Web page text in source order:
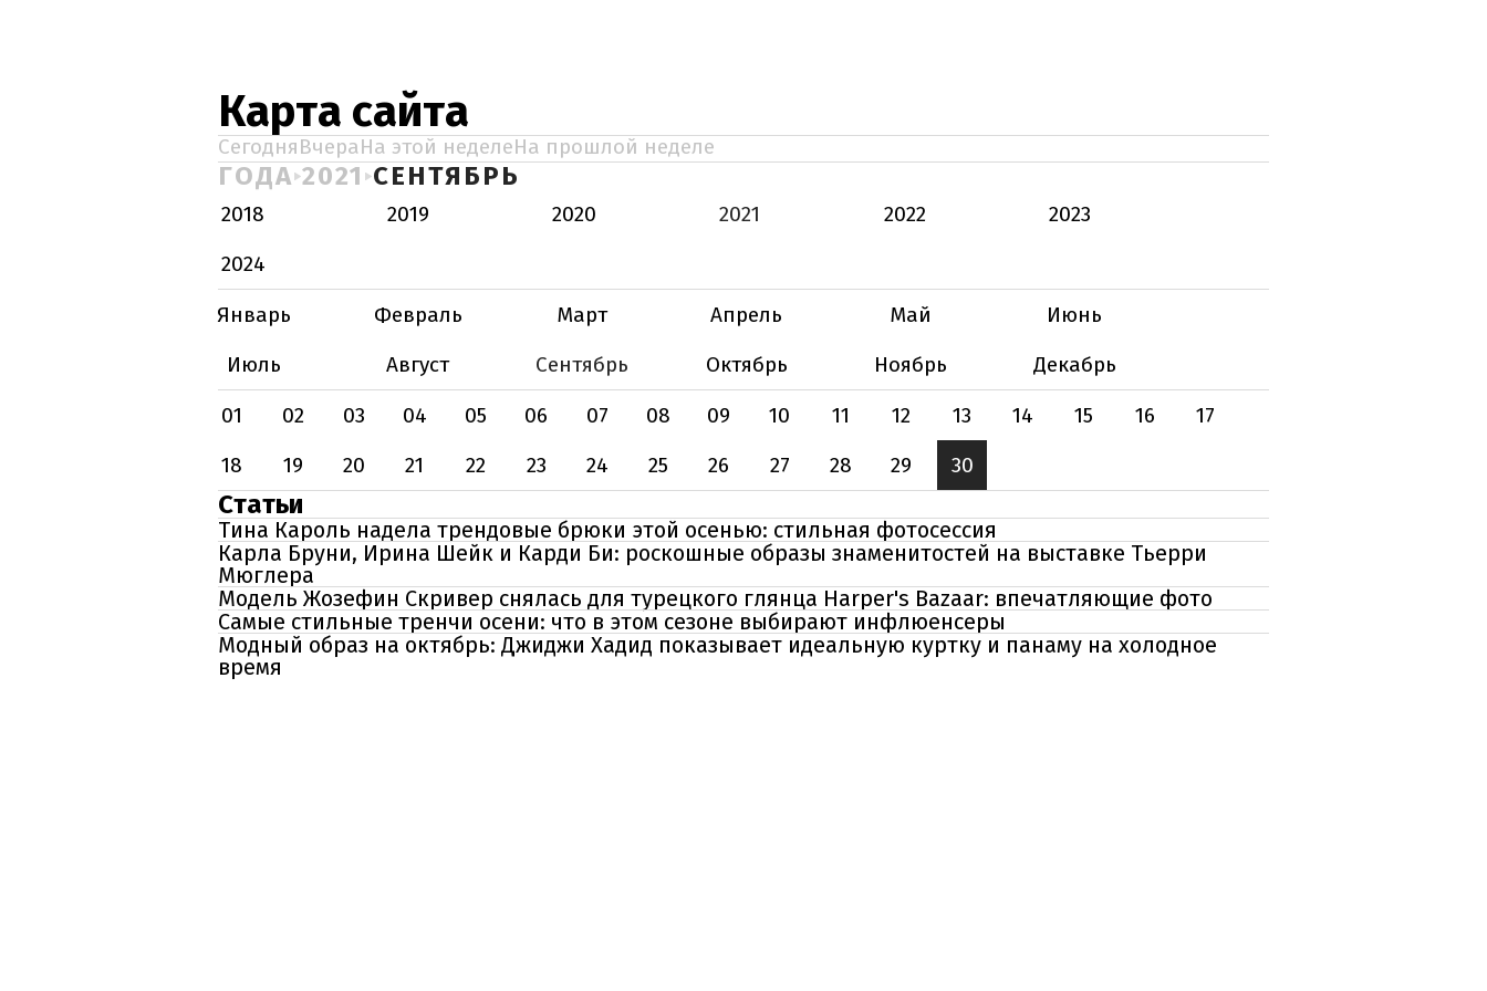
Карта сайта
СегодняВчераНа этой неделеНа прошлой неделе
ГОДА 2021 СЕНТЯБРЬ
2018 2019 2020 2021 2022
2023
2024
Январь
Февраль Март Апрель Май
Июнь
Июль
Август Сентябрь Октябрь Ноябрь
Декабрь
01
02 03 04 05 06 07 08 09 10 11 12 13 14 15 16
17
18
19 20 21 22 23 24 25 26 27 28 29 30
Статьи
Тина Кароль надела трендовые брюки этой осенью: стильная фотосессия
Карла Бруни, Ирина Шейк и Карди Би: роскошные образы знаменитостей на выставке Тьерри
Мюглера
Модель Жозефин Скривер снялась для турецкого глянца Harper's Bazaar: впечатляющие фото
Самые стильные тренчи осени: что в этом сезоне выбирают инфлюенсеры
Модный образ на октябрь: Джиджи Хадид показывает идеальную куртку и панаму на холодное
время